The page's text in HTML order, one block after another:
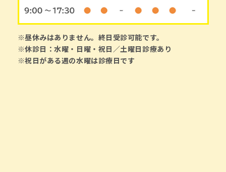
※昼休みはありません。終日受診可能です。
※休診日：水曜・日曜・祝日／土曜日診療あり
※祝日がある週の水曜は診療日です